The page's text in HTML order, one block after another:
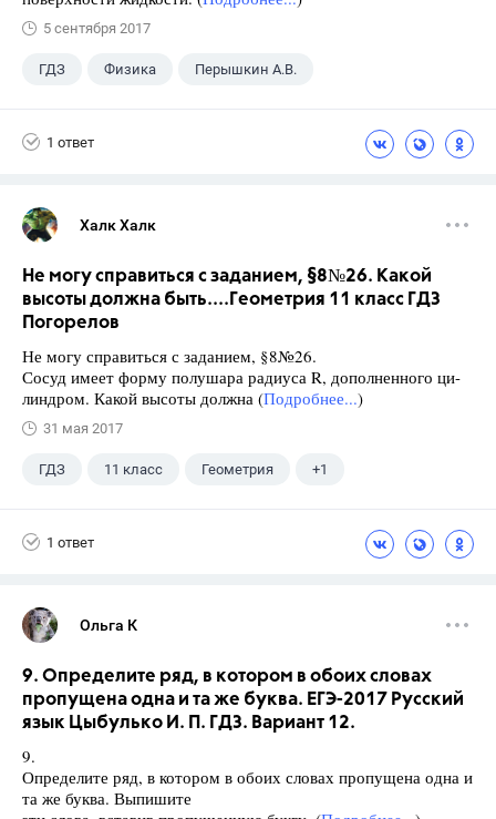
5 сентября 2017
ГДЗ Физика Перышкин А.В.
1 ответ
Халк Халк
Не могу справиться с заданием, §8№26. Какой
высоты должна быть....Геометрия 11 класс ГДЗ
Погорелов
Не могу справиться с заданием, §8№26.
Сосуд имеет форму полушара радиуса R, дополненного ци-
линдром. Какой высоты должна (Подробнее...)
31 мая 2017
ГДЗ 11 класс Геометрия +1
1 ответ
Ольга К
9. Определите ряд, в котором в обоих словах
пропущена одна и та же буква. ЕГЭ-2017 Русский
язык Цыбулько И. П. ГДЗ. Вариант 12.
9.
Определите ряд, в котором в обоих словах пропущена одна и
та же буква. Выпишите